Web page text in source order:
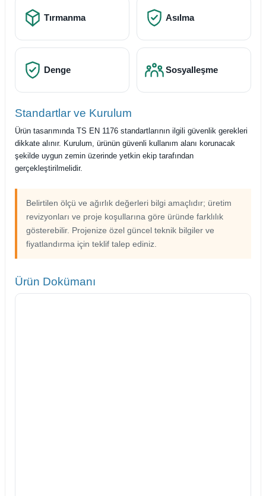
Tırmanma Asılma
Denge Sosyalleşme
Standartlar ve Kurulum
Ürün tasarımında TS EN 1176 standartlarının ilgili güvenlik gerekleri
dikkate alınır. Kurulum, ürünün güvenli kullanım alanı korunacak
şekilde uygun zemin üzerinde yetkin ekip tarafından
gerçekleştirilmelidir.
Belirtilen ölçü ve ağırlık değerleri bilgi amaçlıdır; üretim
revizyonları ve proje koşullarına göre üründe farklılık
gösterebilir. Projenize özel güncel teknik bilgiler ve
fiyatlandırma için teklif talep ediniz.
Ürün Dokümanı